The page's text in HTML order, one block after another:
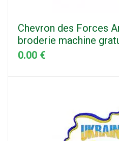
Chevron des Forces
broderie machine
0.00 €